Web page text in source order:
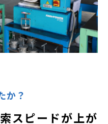
か？
スピードが上が